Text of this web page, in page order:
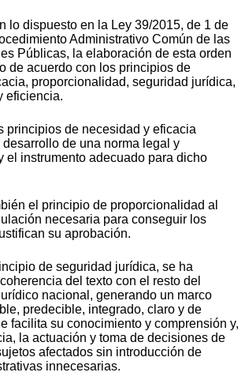
lo dispuesto en la Ley 39/2015, de 1 de
Administrativo Común de las
Públicas, la elaboración de esta orden
de acuerdo con los principios de
proporcionalidad, seguridad jurídica,
eficiencia.
principios de necesidad y eficacia
de una norma legal y
el instrumento adecuado para dicho
el principio de proporcionalidad al
necesaria para conseguir los
su aprobación.
de seguridad jurídica, se ha
del texto con el resto del
nacional, generando un marco
predecible, integrado, claro y de
facilita su conocimiento y comprensión y,
la actuación y toma de decisiones de
afectados sin introducción de
innecesarias.